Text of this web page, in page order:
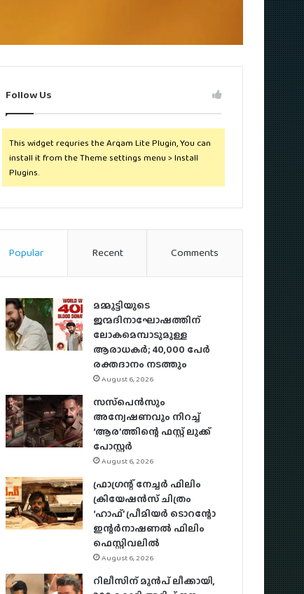
Follow Us
This widget requries the Arqam Lite Plugin, You can
install it from the Theme settings menu > Install
Plugins.
Popular Recent Comments
മമ്മൂട്ടിയുടെ
ജന്മദിനാഘോഷത്തിന്
ലോകമെമ്പാടുമുള്ള
ആരാധകര്‍; 40,000 പേര്‍
രക്തദാനം നടത്തും
August 6, 2026
സസ്‌പെന്‍സും
അന്വേഷണവും നിറച്ച്
‘ആര’ത്തിന്റെ ഫസ്റ്റ് ലുക്ക്
പോസ്റ്റര്‍
August 6, 2026
ഫ്രാഗ്രന്റ് നേച്ചര്‍ ഫിലിം
ക്രിയേഷന്‍സ് ചിത്രം
‘ഹാഫ്’ പ്രീമിയര്‍ ടൊറന്റോ
ഇന്റര്‍നാഷണല്‍ ഫിലിം
ഫെസ്റ്റിവലില്‍
August 6, 2026
റിലീസിന് മുൻപ് ലീക്കായി,